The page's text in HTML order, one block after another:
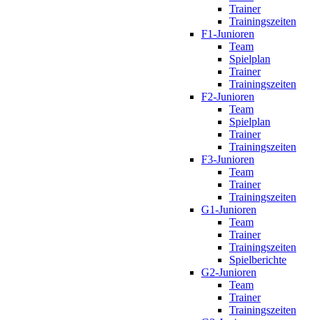
Trainer
Trainingszeiten
F1-Junioren
Team
Spielplan
Trainer
Trainingszeiten
F2-Junioren
Team
Spielplan
Trainer
Trainingszeiten
F3-Junioren
Team
Trainer
Trainingszeiten
G1-Junioren
Team
Trainer
Trainingszeiten
Spielberichte
G2-Junioren
Team
Trainer
Trainingszeiten